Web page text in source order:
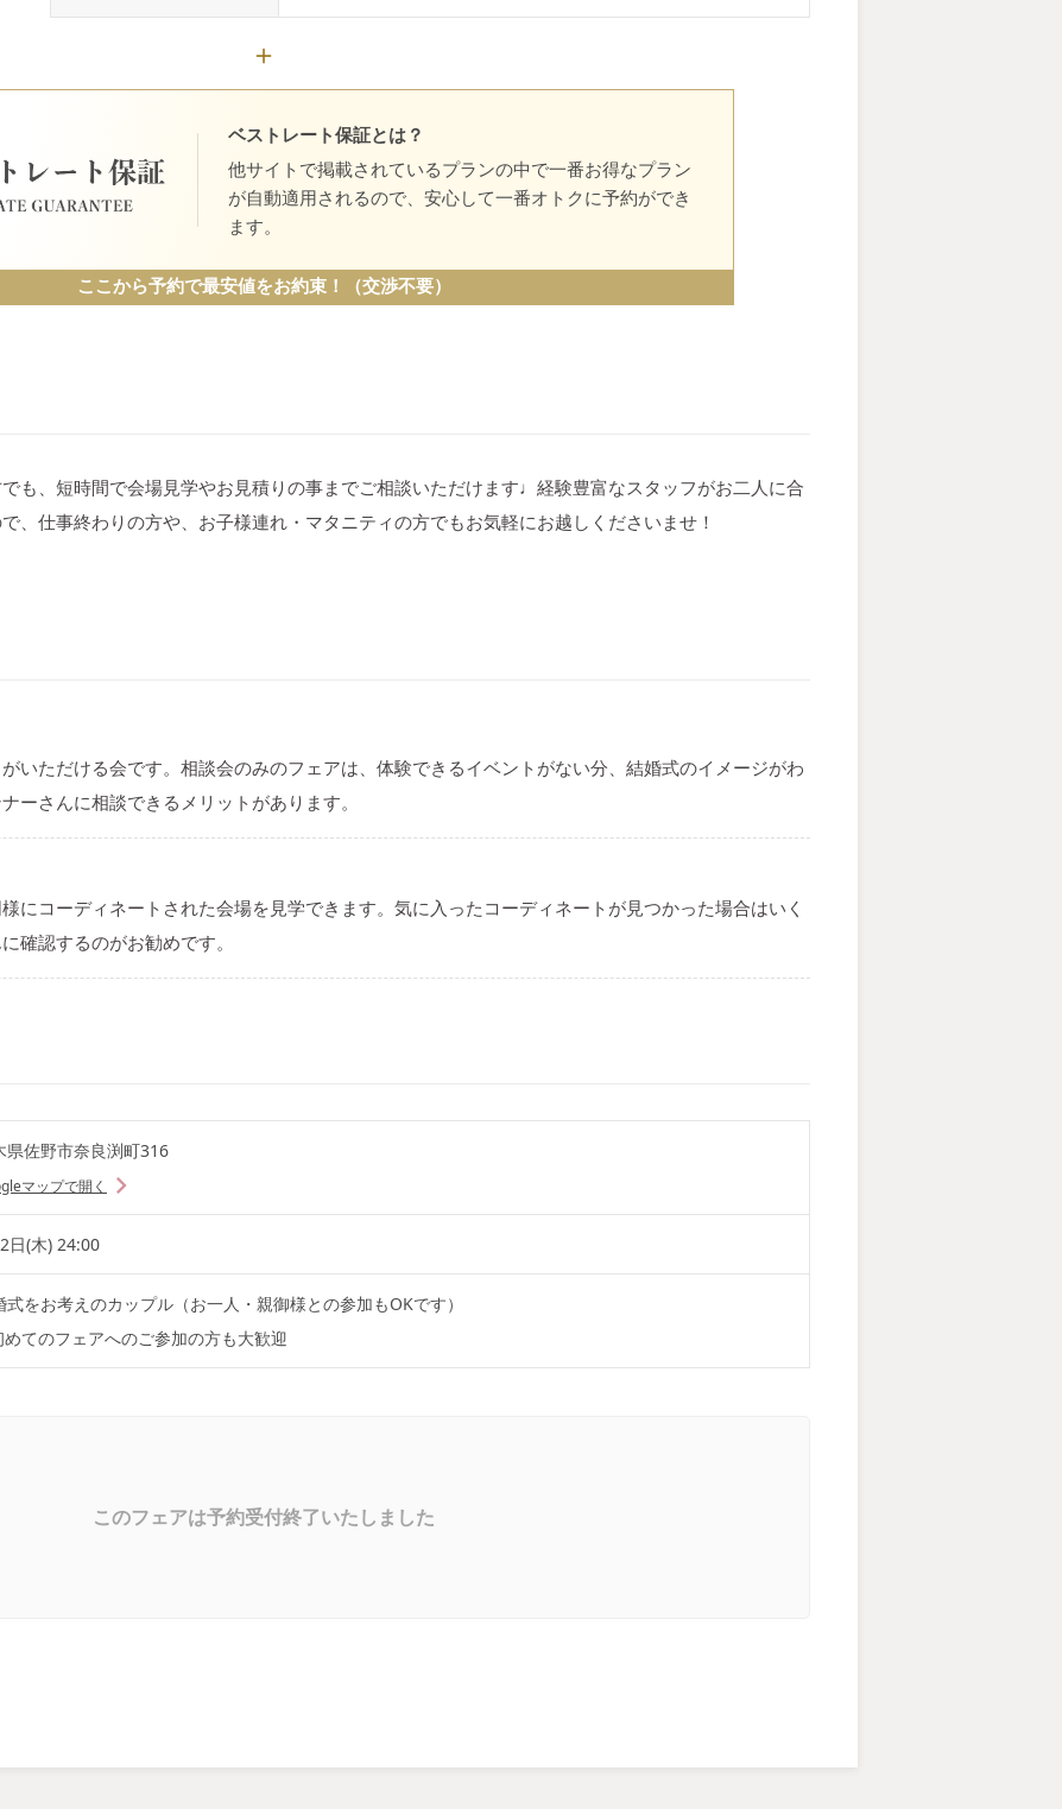
ベストレート保証とは？
他サイトで掲載されているプランの中で一番お得なプラン
が自動適用されるので、安心して一番オトクに予約ができ
ます。
ここから予約で最安値をお約束！（交渉不要）
でも、短時間で会場見学やお見積りの事までご相談いただけます♩経験豊富なスタッフがお二人に合
、仕事終わりの方や、お子様連れ・マタニティの方でもお気軽にお越しくださいませ！
いただける会です。相談会のみのフェアは、体験できるイベントがない分、結婚式のイメージがわ
ーさんに相談できるメリットがあります。
にコーディネートされた会場を見学できます。気に入ったコーディネートが見つかった場合はいく
確認するのがお勧めです。
県佐野市奈良渕町316
マップで開く
日(木) 24:00
式をお考えのカップル（お一人・親御様との参加もOKです）
てのフェアへのご参加の方も大歓迎
このフェアは予約受付終了いたしました